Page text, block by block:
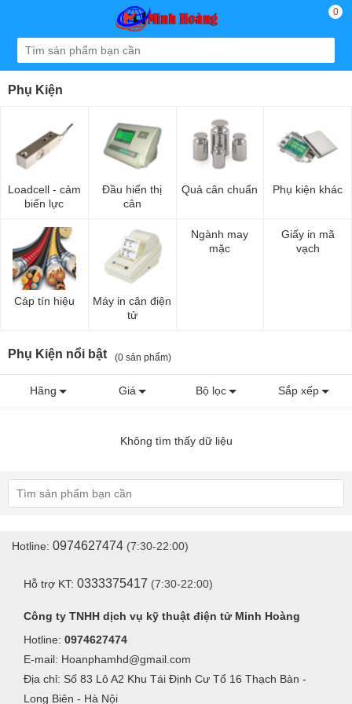
0
Phụ Kiện
Loadcell - cảm
biến lực
Đầu hiển thị
cân
Quả cân chuẩn Phụ kiện khác
Cáp tín hiệu
Máy in cân điện
tử
Ngành may
mặc
Giấy in mã
vạch
Phụ Kiện nổi bật (0 sản phẩm)
Hãng Giá Bộ lọc Sắp xếp
Không tìm thấy dữ liệu
Hotline: 0974627474 (7:30-22:00)
Hỗ trợ KT: 0333375417 (7:30-22:00)
Công ty TNHH dịch vụ kỹ thuật điện tử Minh Hoàng
Hotline: 0974627474
E-mail: Hoanphamhd@gmail.com
Địa chỉ: Số 83 Lô A2 Khu Tái Định Cư Tổ 16 Thạch Bàn -
Long Biên - Hà Nội